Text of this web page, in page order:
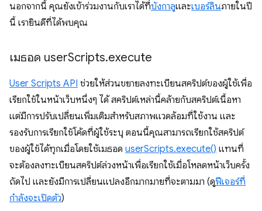
นอกจากนี้ คุณยังเข้าร่วมงานกับเราได้ที่บังกาลูและเบอร์ลินภายในปี
นี้ เรายินดีที่ได้พบคุณ
เมธอด userScripts.execute
User Scripts API ช่วยให้ส่วนขยายลงทะเบียนสคริปต์ของผู้ใช้เพื่อ
เรียกใช้ในหน้าเว็บหนึ่งๆ ได้ สคริปต์เหล่านี้คล้ายกับสคริปต์เนื้อหา
แต่มีการปรับเปลี่ยนเพิ่มเติมสำหรับสภาพแวดล้อมที่ใช้งาน และ
รองรับการเรียกใช้โค้ดที่ผู้ใช้ระบุ ตอนนี้คุณสามารถเรียกใช้สคริปต์
ของผู้ใช้ได้ทุกเมื่อโดยใช้เมธอด userScripts.execute() แทนที่
จะต้องลงทะเบียนสคริปต์ล่วงหน้าเพื่อเรียกใช้เมื่อโหลดหน้าเว็บครั้ง
ถัดไป และยังมีการเปลี่ยนแปลงอีกมากมายที่จะตามมา (ดูฟีเจอร์ที่
กำลังจะเปิดตัว)